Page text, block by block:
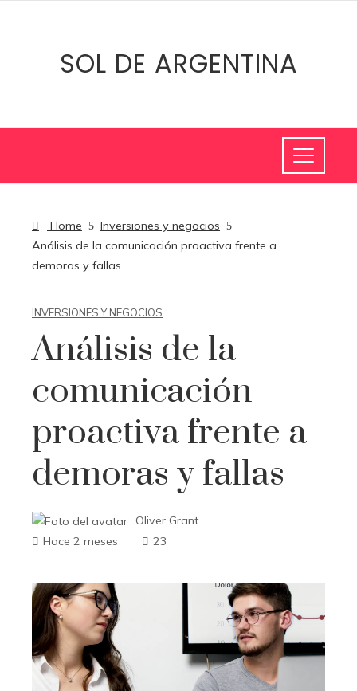
SOL DE ARGENTINA
Home
Inversiones y negocios
Análisis de la comunicación proactiva frente a
demoras y fallas
INVERSIONES Y NEGOCIOS
Análisis de la
comunicación
proactiva frente a
demoras y fallas
Oliver Grant
Hace 2 meses
23